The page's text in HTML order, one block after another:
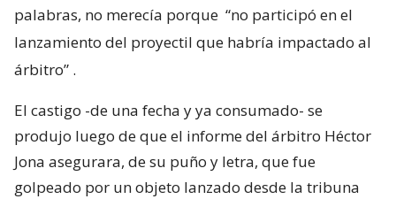
palabras, no merecía porque “no participó en el
lanzamiento del proyectil que habría impactado al
árbitro” .
El castigo -de una fecha y ya consumado- se
produjo luego de que el informe del árbitro Héctor
Jona asegurara, de su puño y letra, que fue
golpeado por un objeto lanzado desde la tribuna